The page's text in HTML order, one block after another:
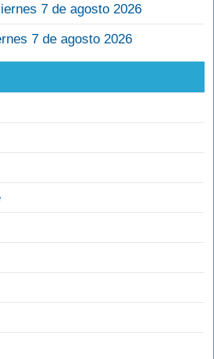
7 de agosto 2026
7 de agosto 2026